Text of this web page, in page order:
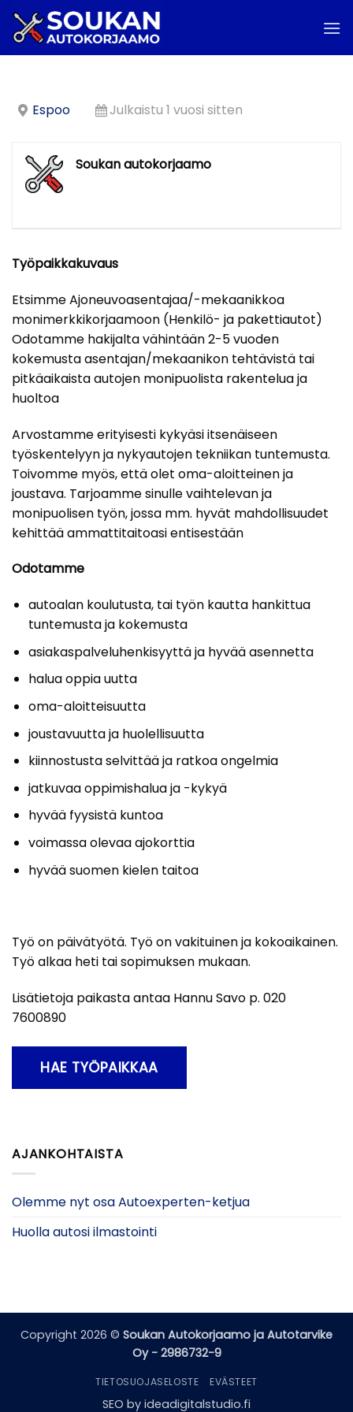
Skip
to
content
Espoo Julkaistu 1 vuosi sitten
Soukan autokorjaamo
Työpaikkakuvaus
Etsimme Ajoneuvoasentajaa/-mekaanikkoa
monimerkkikorjaamoon (Henkilö- ja pakettiautot)
Odotamme hakijalta vähintään 2-5 vuoden
kokemusta asentajan/mekaanikon tehtävistä tai
pitkäaikaista autojen monipuolista rakentelua ja
huoltoa
Arvostamme erityisesti kykyäsi itsenäiseen
työskentelyyn ja nykyautojen tekniikan tuntemusta.
Toivomme myös, että olet oma-aloitteinen ja
joustava. Tarjoamme sinulle vaihtelevan ja
monipuolisen työn, jossa mm. hyvät mahdollisuudet
kehittää ammattitaitoasi entisestään
Odotamme
autoalan koulutusta, tai työn kautta hankittua
tuntemusta ja kokemusta
asiakaspalveluhenkisyyttä ja hyvää asennetta
halua oppia uutta
oma-aloitteisuutta
joustavuutta ja huolellisuutta
kiinnostusta selvittää ja ratkoa ongelmia
jatkuvaa oppimishalua ja -kykyä
hyvää fyysistä kuntoa
voimassa olevaa ajokorttia
hyvää suomen kielen taitoa
Työ on päivätyötä. Työ on vakituinen ja kokoaikainen.
Työ alkaa heti tai sopimuksen mukaan.
Lisätietoja paikasta antaa Hannu Savo p. 020
7600890
AJANKOHTAISTA
Olemme nyt osa Autoexperten-ketjua
Huolla autosi ilmastointi
Copyright 2026 © Soukan Autokorjaamo ja Autotarvike
Oy - 2986732-9
TIETOSUOJASELOSTE EVÄSTEET
SEO by ideadigitalstudio.fi